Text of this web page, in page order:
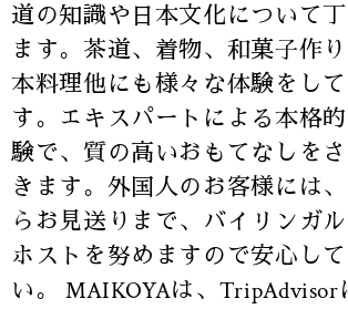
道の知識や日本文化について
ます。茶道、着物、和菓子作
本料理他にも様々な体験をし
す。エキスパートによる本格
験で、質の高いおもてなしを
きます。外国人のお客様には
らお見送りまで、バイリンガ
ホストを努めますので安心し
い。 MAIKOYAは、